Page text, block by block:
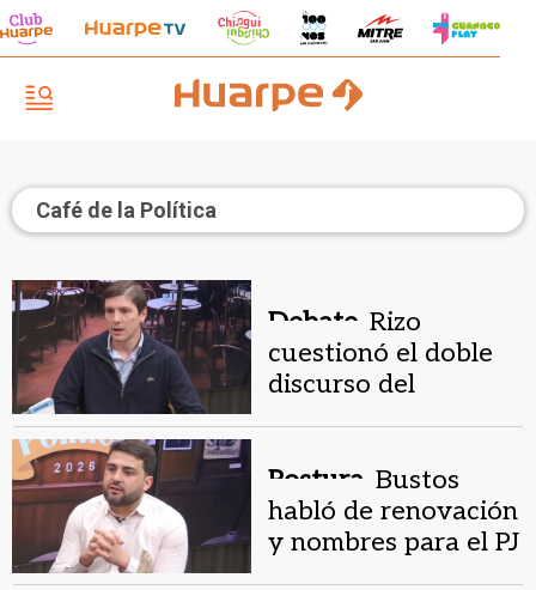
Café de la Política
Debate. Rizo
cuestionó el doble
discurso del
Postura. Bustos
habló de renovación
y nombres para el PJ